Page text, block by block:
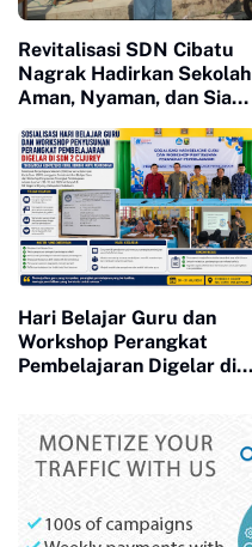
Revitalisasi SDN Cibatu
Nagrak Hadirkan Sekolah
Aman, Nyaman, dan Siap
Pendidikan
Hari Belajar Guru dan
Workshop Perangkat
Pembelajaran Digelar di